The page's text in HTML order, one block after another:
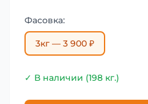
Фасовка:
3кг — 3 900 ₽
✓ В наличии (198 кг.)